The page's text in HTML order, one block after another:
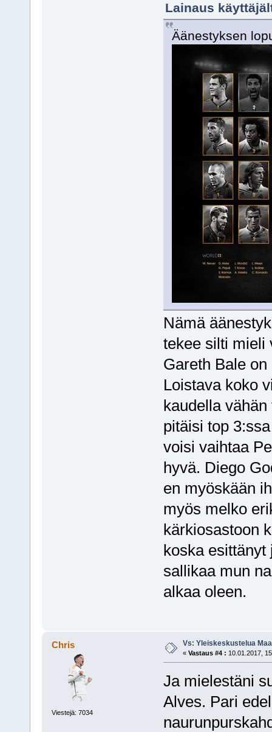
Lainaus
Äänestyksen
Nämä
tekee silti mieli
Gareth Bale
Loistava koko
kaudella
pitäisi top
voisi vaihtaa
hyvä. Diego
en myöskään
myös melko
kärkiosastoon
koska esittänyt
sallikaa mun
alkaa oleen.
Chris
Viestejä: 7034
Vs: Yleiskeskustelua
« Vastaus #4 : 10.01.2017,
Ja mielestäni
Alves. Pari